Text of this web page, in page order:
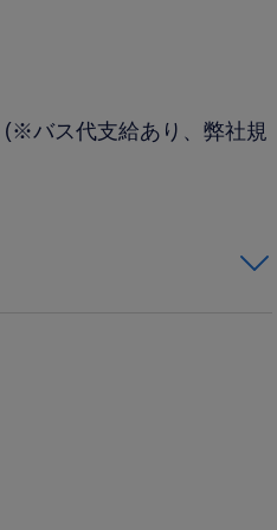
バス代支給あり、弊社規
の方